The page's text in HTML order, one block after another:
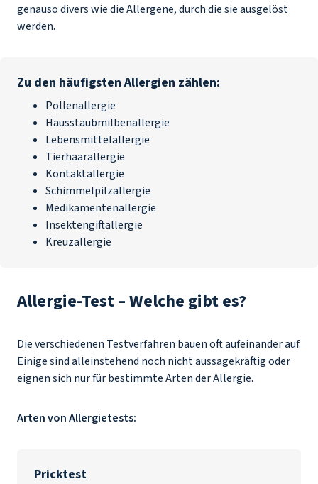
genauso divers wie die Allergene, durch die sie ausgelöst
werden.
Zu den häufigsten Allergien zählen:
Pollenallergie
Hausstaubmilbenallergie
Lebensmittelallergie
Tierhaarallergie
Kontaktallergie
Schimmelpilzallergie
Medikamentenallergie
Insektengiftallergie
Kreuzallergie
Allergie-Test – Welche gibt es?
Die verschiedenen Testverfahren bauen oft aufeinander auf.
Einige sind alleinstehend noch nicht aussagekräftig oder
eignen sich nur für bestimmte Arten der Allergie.
Arten von Allergietests:
Pricktest